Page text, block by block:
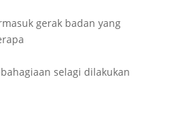
gerak badan yang
selagi dilakukan